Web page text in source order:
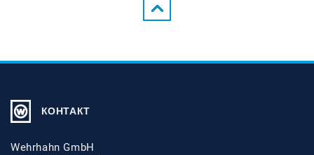
КОНТАКТ
Wehrhahn GmbH